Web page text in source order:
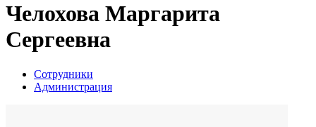
Челохова Маргарита
Сергеевна
Сотрудники
Администрация